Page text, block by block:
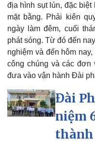
Sức khỏe
Dinh dưỡng - món ngon
Cây thuốc
Sản phụ khoa
Nhi khoa
Làm đẹp - giảm cân
Phòng mạch online
địa hình sụt lún, đặc biệt
mặt bằng. Phải kiên
ngày làm đêm, cuối
phát sóng. Từ đó đến
nghiệm và đến hôm
công chúng và các đơn
đưa vào vận hành Đài
Đài
niệm
thành